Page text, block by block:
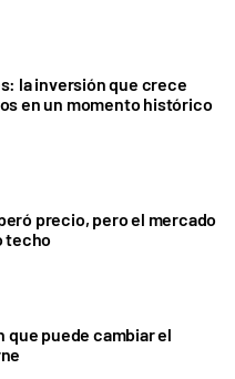
la inversión que crece
en un momento histórico
precio, pero el mercado
techo
que puede cambiar el